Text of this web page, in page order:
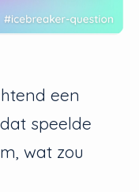
een
speelde
wat zou